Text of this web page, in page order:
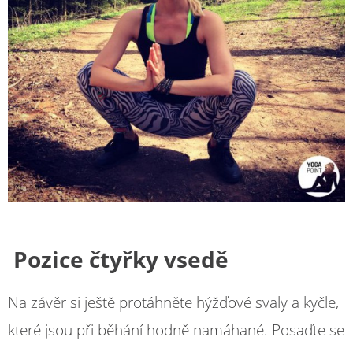
Pozice čtyřky vsedě
Na závěr si ještě protáhněte hýžďové svaly a kyčle,
které jsou při běhání hodně namáhané. Posaďte se